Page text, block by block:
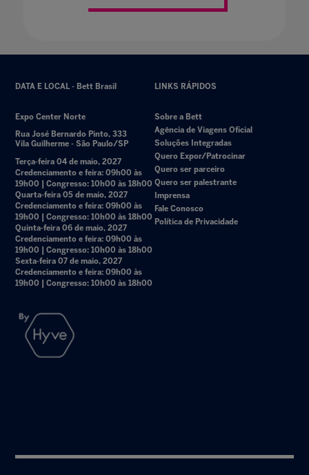
DATA E LOCAL - Bett Brasil
Expo Center Norte
Rua José Bernardo Pinto, 333
Vila Guilherme - São Paulo/SP
Terça-feira 04 de maio, 2027
Credenciamento e feira: 09h00 às
19h00 | Congresso: 10h00 às 18h00
Quarta-feira 05 de maio, 2027
Credenciamento e feira: 09h00 às
19h00 | Congresso: 10h00 às 18h00
Quinta-feira 06 de maio, 2027
Credenciamento e feira: 09h00 às
19h00 | Congresso: 10h00 às 18h00
Sexta-feira 07 de maio, 2027
Credenciamento e feira: 09h00 às
19h00 | Congresso: 10h00 às 18h00
LINKS RÁPIDOS
Sobre a Bett
Agência de Viagens Oficial
Soluções Integradas
Quero Expor/Patrocinar
Quero ser parceiro
Quero ser palestrante
Imprensa
Fale Conosco
Política de Privacidade